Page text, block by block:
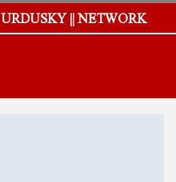
URDUSKY || NETWORK